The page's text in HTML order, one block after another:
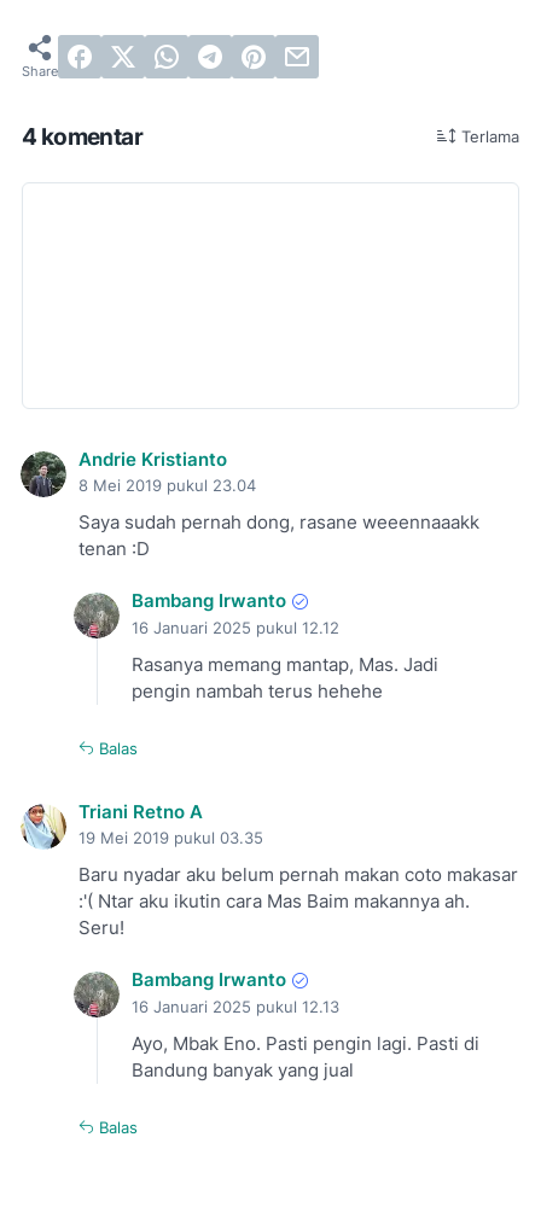
4 komentar Terlama
Andrie Kristianto
8 Mei 2019 pukul 23.04
Saya sudah pernah dong, rasane weeennaaakk
tenan :D
Bambang Irwanto
16 Januari 2025 pukul 12.12
Rasanya memang mantap, Mas. Jadi
pengin nambah terus hehehe
Balas
Triani Retno A
19 Mei 2019 pukul 03.35
Baru nyadar aku belum pernah makan coto makasar
:'( Ntar aku ikutin cara Mas Baim makannya ah.
Seru!
Bambang Irwanto
16 Januari 2025 pukul 12.13
Ayo, Mbak Eno. Pasti pengin lagi. Pasti di
Bandung banyak yang jual
Balas